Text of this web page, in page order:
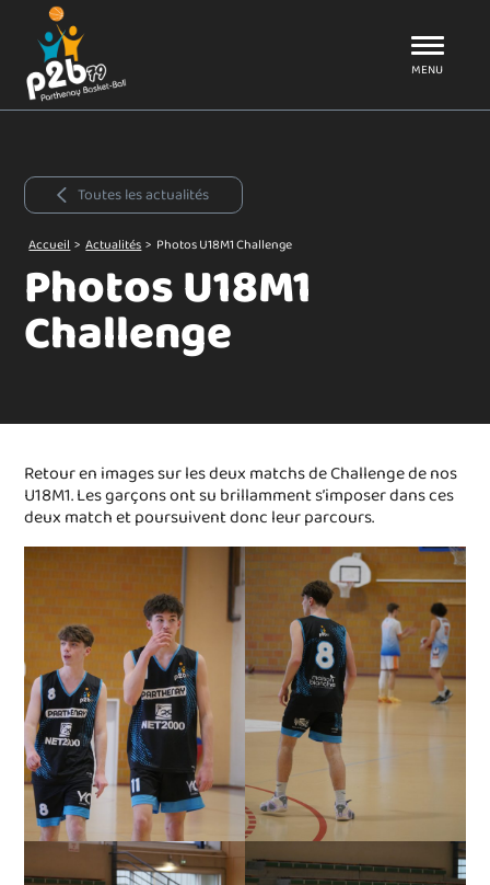
P2B79
MENU
Toutes les actualités
Accueil > Actualités > Photos U18M1 Challenge
Photos U18M1
Challenge
Retour en images sur les deux matchs de Challenge de nos
U18M1. Les garçons ont su brillamment s’imposer dans ces
deux match et poursuivent donc leur parcours.